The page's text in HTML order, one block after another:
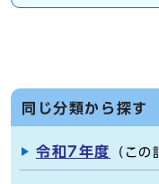
同じ分類から探す
令和7年度 （この